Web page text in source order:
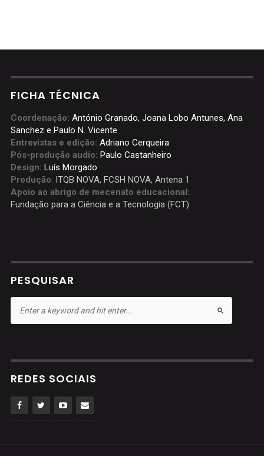
FICHA TÉCNICA
Coordenação: António Granado, Joana Lobo Antunes, Ana
Sanchez e Paulo N. Vicente
Entrevistas e edição: Adriano Cerqueira
Pós-produção audio: Paulo Castanheiro
Design: Luís Morgado
Produção: ITQB NOVA, FCSH NOVA, Antena 1
Apoio ao abrigo de mecenato educacional:
Fundação para a Ciência e a Tecnologia (FCT)
PESQUISAR
REDES SOCIAIS